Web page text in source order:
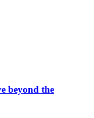
beyond the